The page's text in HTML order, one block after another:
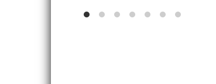
щастя.